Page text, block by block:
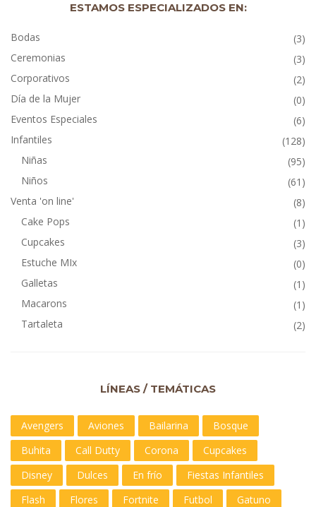
ESTAMOS ESPECIALIZADOS EN:
Bodas
(3)
Ceremonias
(3)
Corporativos
(2)
Día de la Mujer
(0)
Eventos Especiales
(6)
Infantiles
(128)
Niñas
(95)
Niños
(61)
Venta 'on line'
(8)
Cake Pops
(1)
Cupcakes
(3)
Estuche MIx
(0)
Galletas
(1)
Macarons
(1)
Tartaleta
(2)
LÍNEAS / TEMÁTICAS
Avengers Aviones Bailarina
Bosque
Buhita
Call Dutty Corona
Cupcakes
Disney
Dulces En frío
Fiestas Infantiles
Flash
Flores Fortnite Futbol
Gatuno